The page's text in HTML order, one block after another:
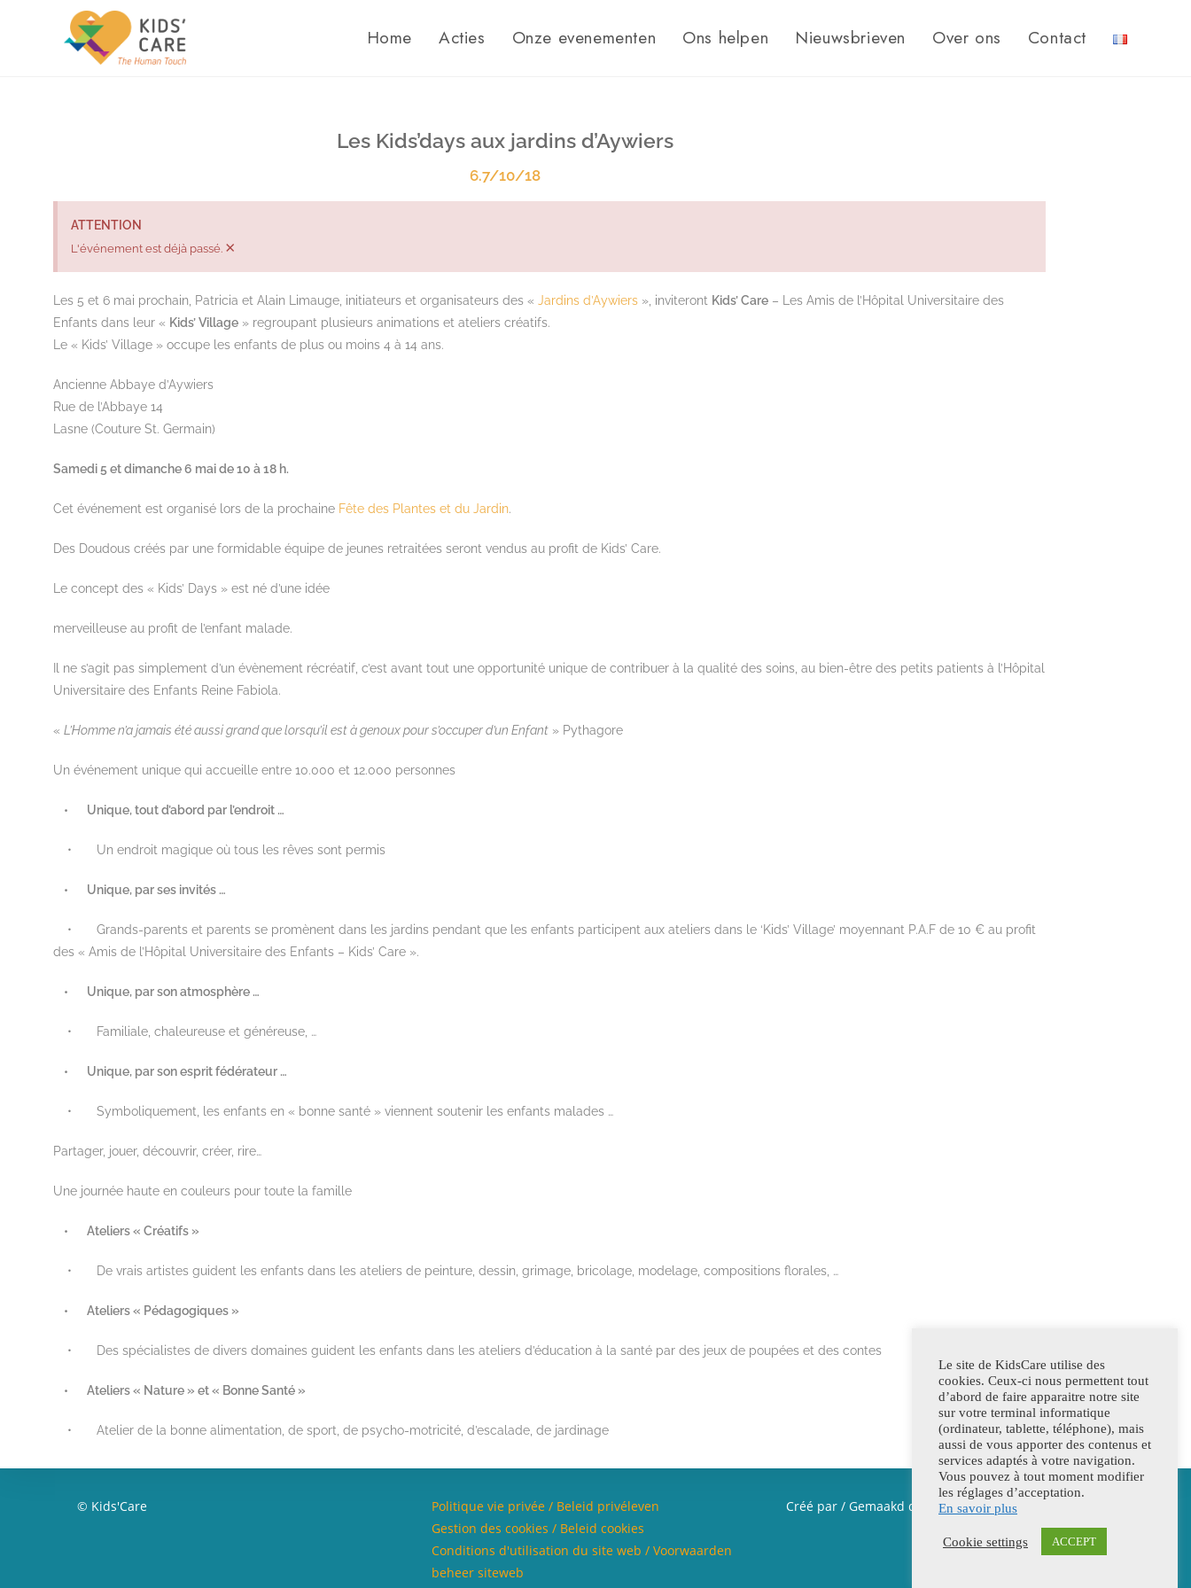
Home Acties Onze evenementen Ons helpen Nieuwsbrieven Over ons Contact
Les Kids’days aux jardins d’Aywiers
6.7/10/18
ATTENTION
L'événement est déjà passé. ×
Les 5 et 6 mai prochain, Patricia et Alain Limauge, initiateurs et organisateurs des « Jardins d’Aywiers », inviteront Kids’ Care – Les Amis de l’Hôpital Universitaire des
Enfants dans leur « Kids’ Village » regroupant plusieurs animations et ateliers créatifs.
Le « Kids’ Village » occupe les enfants de plus ou moins 4 à 14 ans.
Ancienne Abbaye d’Aywiers
Rue de l’Abbaye 14
Lasne (Couture St. Germain)
Samedi 5 et dimanche 6 mai de 10 à 18 h.
Cet événement est organisé lors de la prochaine Fête des Plantes et du Jardin.
Des Doudous créés par une formidable équipe de jeunes retraitées seront vendus au profit de Kids’ Care.
Le concept des « Kids’ Days » est né d’une idée
merveilleuse au profit de l’enfant malade.
Il ne s’agit pas simplement d’un évènement récréatif, c’est avant tout une opportunité unique de contribuer à la qualité des soins, au bien-être des petits patients à l’Hôpital
Universitaire des Enfants Reine Fabiola.
« L’Homme n’a jamais été aussi grand que lorsqu’il est à genoux pour s’occuper d’un Enfant » Pythagore
Un événement unique qui accueille entre 10.000 et 12.000 personnes
• Unique, tout d’abord par l’endroit …
• Un endroit magique où tous les rêves sont permis
• Unique, par ses invités …
• Grands-parents et parents se promènent dans les jardins pendant que les enfants participent aux ateliers dans le ‘Kids’ Village’ moyennant P.A.F de 10 € au profit
des « Amis de l’Hôpital Universitaire des Enfants – Kids’ Care ».
• Unique, par son atmosphère …
• Familiale, chaleureuse et généreuse, …
• Unique, par son esprit fédérateur …
• Symboliquement, les enfants en « bonne santé » viennent soutenir les enfants malades …
Partager, jouer, découvrir, créer, rire…
Une journée haute en couleurs pour toute la famille
• Ateliers « Créatifs »
• De vrais artistes guident les enfants dans les ateliers de peinture, dessin, grimage, bricolage, modelage, compositions florales, …
• Ateliers « Pédagogiques »
• Des spécialistes de divers domaines guident les enfants dans les ateliers d’éducation à la santé par des jeux de poupées et des contes
• Ateliers « Nature » et « Bonne Santé »
• Atelier de la bonne alimentation, de sport, de psycho-motricité, d’escalade, de jardinage
© Kids'Care
Politique vie privée / Beleid privéleven
Gestion des cookies / Beleid cookies
Conditions d'utilisation du site web / Voorwaarden
beheer siteweb
Créé par / Gemaakd doorChantal Claerhoudt
Le site de KidsCare utilise des
cookies. Ceux-ci nous permettent tout
d’abord de faire apparaitre notre site
sur votre terminal informatique
(ordinateur, tablette, téléphone), mais
aussi de vous apporter des contenus et
services adaptés à votre navigation.
Vous pouvez à tout moment modifier
les réglages d’acceptation.
En savoir plus
Cookie settings ACCEPT